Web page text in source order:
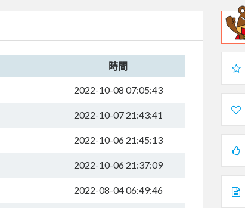
時間
2022-10-08 07:05:43
2022-10-07 21:43:41
2022-10-06 21:45:13
2022-10-06 21:37:09
2022-08-04 06:49:46